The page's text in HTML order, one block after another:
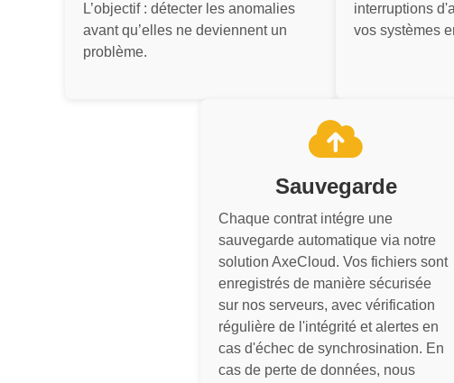
L’objectif : détecter les anomalies
avant qu’elles ne deviennent un
problème.
interruptions
vos systèmes
Sauvegarde
Chaque contrat intégre une
sauvegarde automatique via notre
solution AxeCloud. Vos fichiers sont
enregistrés de manière sécurisée
sur nos serveurs, avec vérification
régulière de l'intégrité et alertes en
cas d'échec de synchrosination. En
cas de perte de données, nous